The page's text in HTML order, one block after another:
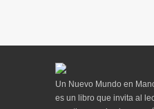
Un Nuevo Mundo en
es un libro que invita al